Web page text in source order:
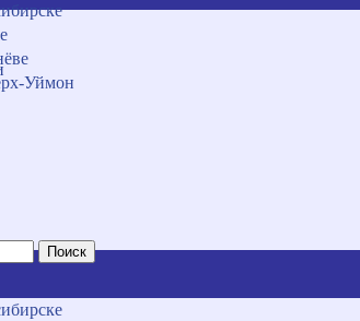
Уймон
Поиск